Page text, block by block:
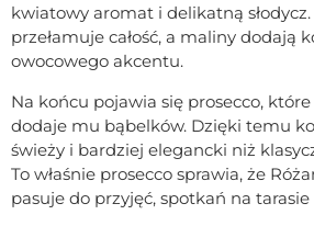
kwiatowy aromat i delikatną
przełamuje całość, a maliny dodają
owocowego akcentu.
Na końcu pojawia się prosecco,
dodaje mu bąbelków. Dzięki temu
świeży i bardziej elegancki niż
To właśnie prosecco sprawia, że
pasuje do przyjęć, spotkań na